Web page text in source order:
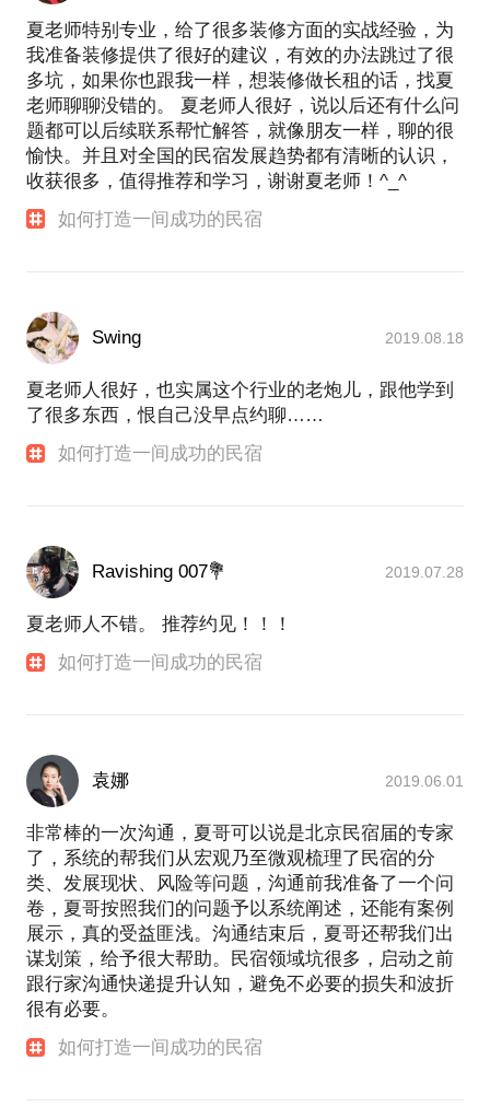
夏老师特别专业，给了很多装修方面的实战经验，为
我准备装修提供了很好的建议，有效的办法跳过了很
多坑，如果你也跟我一样，想装修做长租的话，找夏
老师聊聊没错的。 夏老师人很好，说以后还有什么问
题都可以后续联系帮忙解答，就像朋友一样，聊的很
愉快。并且对全国的民宿发展趋势都有清晰的认识，
收获很多，值得推荐和学习，谢谢夏老师！^_^
如何打造一间成功的民宿
Swing 2019.08.18
夏老师人很好，也实属这个行业的老炮儿，跟他学到
了很多东西，恨自己没早点约聊……
如何打造一间成功的民宿
Ravishing 007💐 2019.07.28
夏老师人不错。 推荐约见！！！
如何打造一间成功的民宿
袁娜 2019.06.01
非常棒的一次沟通，夏哥可以说是北京民宿届的专家
了，系统的帮我们从宏观乃至微观梳理了民宿的分
类、发展现状、风险等问题，沟通前我准备了一个问
卷，夏哥按照我们的问题予以系统阐述，还能有案例
展示，真的受益匪浅。沟通结束后，夏哥还帮我们出
谋划策，给予很大帮助。民宿领域坑很多，启动之前
跟行家沟通快递提升认知，避免不必要的损失和波折
很有必要。
如何打造一间成功的民宿